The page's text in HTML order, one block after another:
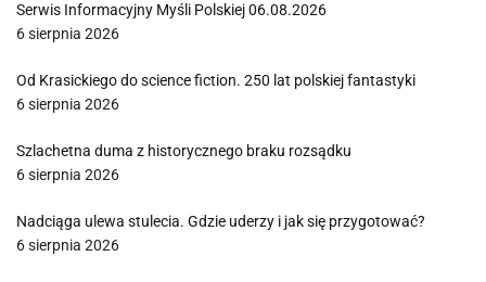
Serwis Informacyjny Myśli Polskiej 06.08.2026
6 sierpnia 2026
Od Krasickiego do science fiction. 250 lat polskiej fantastyki
6 sierpnia 2026
Szlachetna duma z historycznego braku rozsądku
6 sierpnia 2026
Nadciąga ulewa stulecia. Gdzie uderzy i jak się przygotować?
6 sierpnia 2026